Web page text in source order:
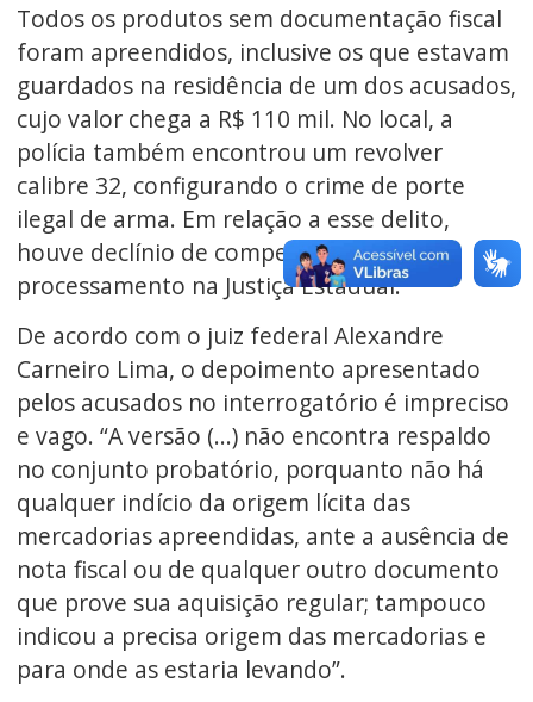
Todos os produtos sem documentação fiscal
foram apreendidos, inclusive os que estavam
guardados na residência de um dos acusados,
cujo valor chega a R$ 110 mil. No local, a
polícia também encontrou um revolver
calibre 32, configurando o crime de porte
ilegal de arma. Em relação a esse delito,
houve declínio de competência para o
processamento na Justiça Estadual.
De acordo com o juiz federal Alexandre
Carneiro Lima, o depoimento apresentado
pelos acusados no interrogatório é impreciso
e vago. “A versão (...) não encontra respaldo
no conjunto probatório, porquanto não há
qualquer indício da origem lícita das
mercadorias apreendidas, ante a ausência de
nota fiscal ou de qualquer outro documento
que prove sua aquisição regular; tampouco
indicou a precisa origem das mercadorias e
para onde as estaria levando”.